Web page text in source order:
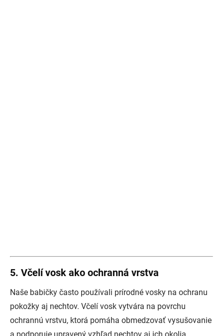
5. Včelí vosk ako ochranná vrstva
Naše babičky často používali prírodné vosky na ochranu
pokožky aj nechtov. Včelí vosk vytvára na povrchu
ochrannú vrstvu, ktorá pomáha obmedzovať vysušovanie